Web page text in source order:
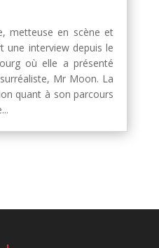
metteuse en scène et
une interview depuis le
où elle a présenté
Mr Moon. La
quant à son parcours